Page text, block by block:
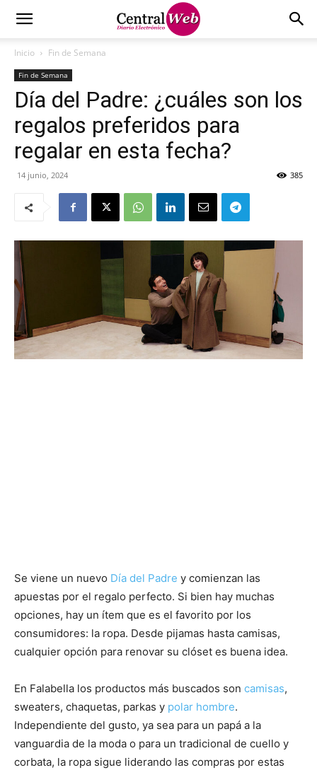
Inicio Fin de Semana
Fin de Semana
Día del Padre: ¿cuáles son los
regalos preferidos para
regalar en esta fecha?
14 junio, 2024 385
Se viene un nuevo Día del Padre y comienzan las
apuestas por el regalo perfecto. Si bien hay muchas
opciones, hay un ítem que es el favorito por los
consumidores: la ropa. Desde pijamas hasta camisas,
cualquier opción para renovar su clóset es buena idea.
En Falabella los productos más buscados son camisas,
sweaters, chaquetas, parkas y polar hombre.
Independiente del gusto, ya sea para un papá a la
vanguardia de la moda o para un tradicional de cuello y
corbata, la ropa sigue liderando las compras por estas